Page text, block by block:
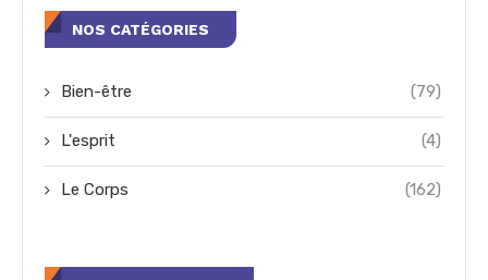
NOS CATÉGORIES
Bien-être (79)
L'esprit (4)
Le Corps (162)